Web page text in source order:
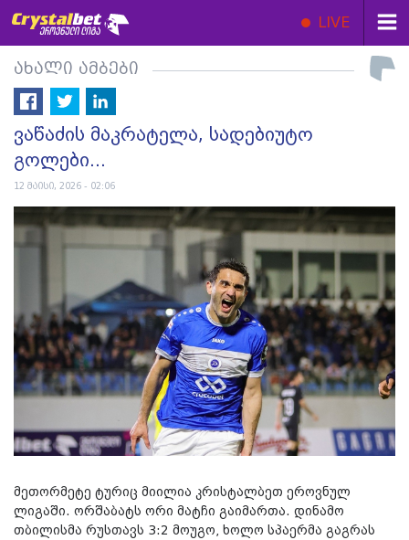
LIVE
ახალი ამბები
ვაწაძის მაკრატელა, სადებიუტო
გოლები...
12 მაისი, 2026 - 02:06
მეთორმეტე ტურიც მიილია კრისტალბეთ ეროვნულ
ლიგაში. ორშაბატს ორი მატჩი გაიმართა. დინამო
თბილისმა რუსთავს 3:2 მოუგო, ხოლო სპაერმა გაგრას